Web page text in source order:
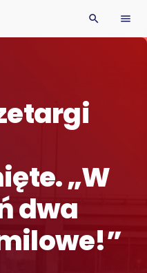
search menu
„W
dwa